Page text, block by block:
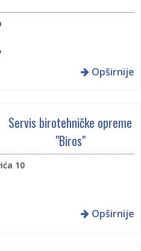
Opširnije
Servis birotehničke opreme
"Biros"
10
Opširnije